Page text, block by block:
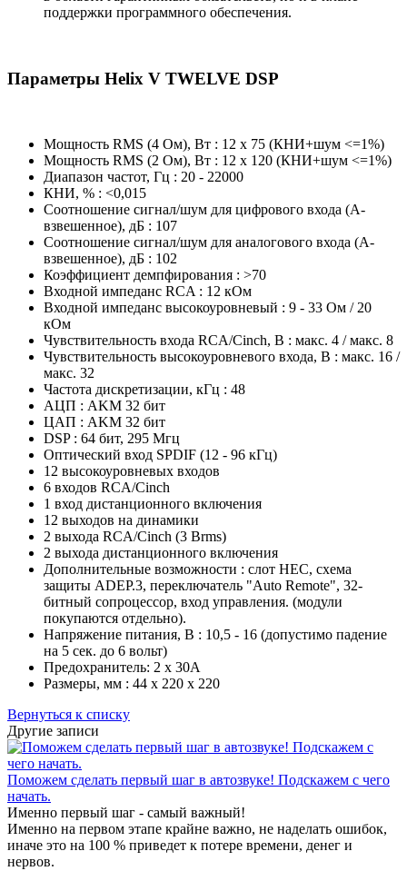
поддержки программного обеспечения.
Параметры Helix V TWELVE DSP
Мощность RMS (4 Ом), Вт : 12 x 75 (КНИ+шум <=1%)
Мощность RMS (2 Ом), Вт : 12 x 120 (КНИ+шум <=1%)
Диапазон частот, Гц : 20 - 22000
КНИ, % : <0,015
Соотношение сигнал/шум для цифрового входа (А-
взвешенное), дБ : 107
Соотношение сигнал/шум для аналогового входа (А-
взвешенное), дБ : 102
Коэффициент демпфирования : >70
Входной импеданс RCA : 12 кОм
Входной импеданс высокоуровневый : 9 - 33 Ом / 20
кОм
Чувствительность входа RCA/Cinch, В : макс. 4 / макс. 8
Чувствительность высокоуровневого входа, В : макс. 16 /
макс. 32
Частота дискретизации, кГц : 48
АЦП : AKM 32 бит
ЦАП : AKM 32 бит
DSP : 64 бит, 295 Мгц
Оптический вход SPDIF (12 - 96 кГц)
12 высокоуровневых входов
6 входов RCA/Cinch
1 вход дистанционного включения
12 выходов на динамики
2 выхода RCA/Cinch (3 Вrms)
2 выхода дистанционного включения
Дополнительные возможности : слот HEC, схема
защиты ADEP.3, переключатель "Auto Remote", 32-
битный сопроцессор, вход управления. (модули
покупаются отдельно).
Напряжение питания, В : 10,5 - 16 (допустимо падение
на 5 сек. до 6 вольт)
Предохранитель: 2 x 30А
Размеры, мм : 44 x 220 x 220
Вернуться к списку
Другие записи
Поможем сделать первый шаг в автозвуке! Подскажем с чего
начать.
Именно первый шаг - самый важный!
Именно на первом этапе крайне важно, не наделать ошибок,
иначе это на 100 % приведет к потере времени, денег и
нервов.